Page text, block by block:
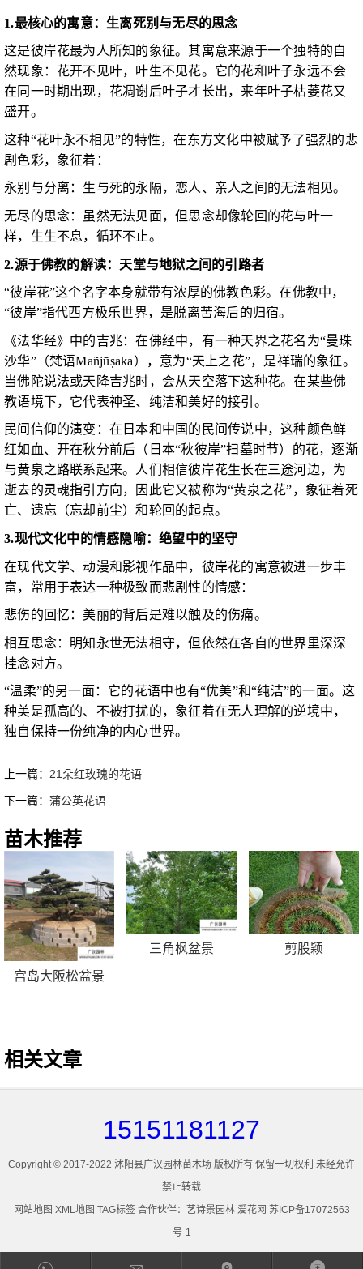
1.最核心的寓意：生离死别与无尽的思念
这是彼岸花最为人所知的象征。其寓意来源于一个独特的自
然现象：花开不见叶，叶生不见花。它的花和叶子永远不会
在同一时期出现，花凋谢后叶子才长出，来年叶子枯萎花又
盛开。
这种“花叶永不相见”的特性，在东方文化中被赋予了强烈的悲
剧色彩，象征着：
永别与分离：生与死的永隔，恋人、亲人之间的无法相见。
无尽的思念：虽然无法见面，但思念却像轮回的花与叶一
样，生生不息，循环不止。
2.源于佛教的解读：天堂与地狱之间的引路者
“彼岸花”这个名字本身就带有浓厚的佛教色彩。在佛教中，
“彼岸”指代西方极乐世界，是脱离苦海后的归宿。
《法华经》中的吉兆：在佛经中，有一种天界之花名为“曼珠
沙华”（梵语Mañjūṣaka），意为“天上之花”，是祥瑞的象征。
当佛陀说法或天降吉兆时，会从天空落下这种花。在某些佛
教语境下，它代表神圣、纯洁和美好的接引。
民间信仰的演变：在日本和中国的民间传说中，这种颜色鲜
红如血、开在秋分前后（日本“秋彼岸”扫墓时节）的花，逐渐
与黄泉之路联系起来。人们相信彼岸花生长在三途河边，为
逝去的灵魂指引方向，因此它又被称为“黄泉之花”，象征着死
亡、遗忘（忘却前尘）和轮回的起点。
3.现代文化中的情感隐喻：绝望中的坚守
在现代文学、动漫和影视作品中，彼岸花的寓意被进一步丰
富，常用于表达一种极致而悲剧性的情感：
悲伤的回忆：美丽的背后是难以触及的伤痛。
相互思念：明知永世无法相守，但依然在各自的世界里深深
挂念对方。
“温柔”的另一面：它的花语中也有“优美”和“纯洁”的一面。这
种美是孤高的、不被打扰的，象征着在无人理解的逆境中，
独自保持一份纯净的内心世界。
上一篇： 21朵红玫瑰的花语
下一篇：蒲公英花语
苗木推荐
宫岛大阪松盆景
三角枫盆景 剪股颖
相关文章
15151181127
Copyright © 2017-2022 沭阳县广汉园林苗木场 版权所有 保留一切权利 未经允许
禁止转载
网站地图 XML地图 TAG标签合作伙伴： 艺诗景园林 爱花网 苏ICP备17072563
号-1